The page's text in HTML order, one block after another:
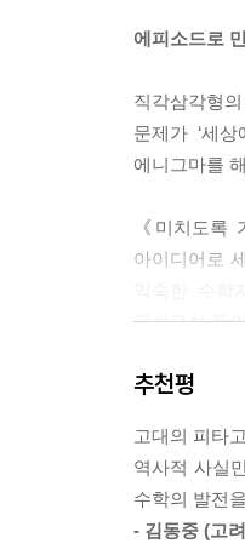
게 유서도 다
정이 훌쩍 지
페르마의 마
으로 보냈
을 모아 쌓았
수학 분야에
아닌 천문학
된 소행성 덕
겨우 몇 주
에피소드로
직각삼각형
문제가 ‘세
에니그마를
《미치도록
아이디어로
구석구석 뜯
몰고 왔던 수
도박과 확률,
건축과 피타
수학으로 우
추천평
고대의 피타
역사적 사실
수학의 발전
- 김동중 (고